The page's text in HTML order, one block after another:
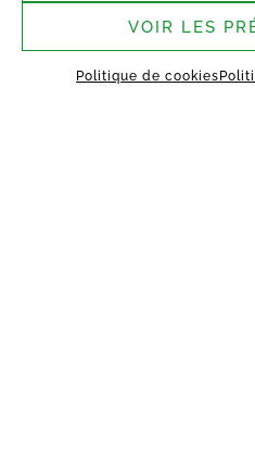
VOIR LES
Politique de cookies